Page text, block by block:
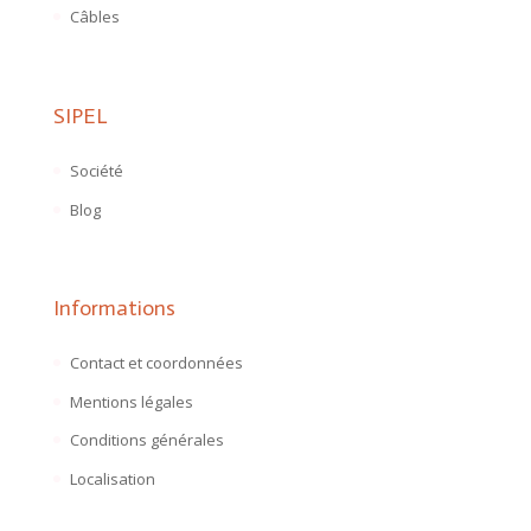
Câbles
SIPEL
Société
Blog
Informations
Contact et coordonnées
Mentions légales
Conditions générales
Localisation